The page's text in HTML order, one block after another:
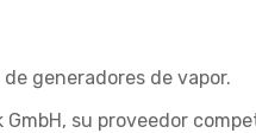
generadores de vapor.
su proveedor